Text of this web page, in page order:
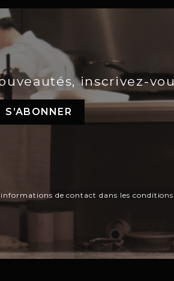
inscrivez-
de contact dans les